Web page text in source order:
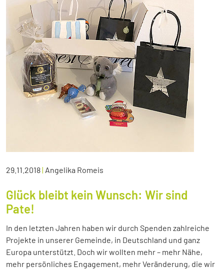
29.11.2018| Angelika Romeis
Glück bleibt kein Wunsch: Wir sind
Pate!
In den letzten Jahren haben wir durch Spenden zahlreiche
Projekte in unserer Gemeinde, in Deutschland und ganz
Europa unterstützt. Doch wir wollten mehr – mehr Nähe,
mehr persönliches Engagement, mehr Veränderung, die wir